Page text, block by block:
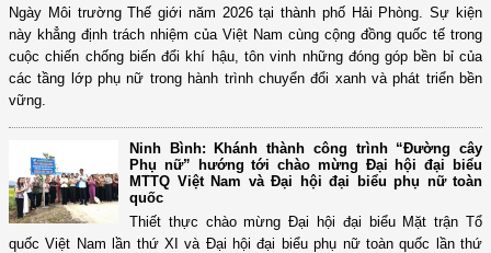
Ngày Môi trường Thế giới năm 2026 tại thành phố Hải Phòng. Sự kiện
này khẳng định trách nhiệm của Việt Nam cùng cộng đồng quốc tế trong
cuộc chiến chống biến đổi khí hậu, tôn vinh những đóng góp bền bỉ của
các tầng lớp phụ nữ trong hành trình chuyển đổi xanh và phát triển bền
vững.
Ninh Bình: Khánh thành công trình “Đường cây
Phụ nữ” hướng tới chào mừng Đại hội đại biểu
MTTQ Việt Nam và Đại hội đại biểu phụ nữ toàn
quốc
Thiết thực chào mừng Đại hội đại biểu Mặt trận Tổ
quốc Việt Nam lần thứ XI và Đại hội đại biểu phụ nữ toàn quốc lần thứ